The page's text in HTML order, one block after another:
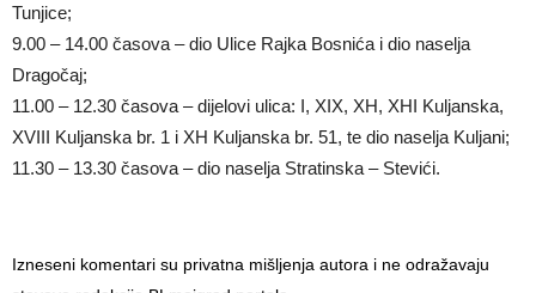
Tunjice;
9.00 – 14.00 časova – dio Ulice Rajka Bosnića i dio naselja
Dragočaj;
11.00 – 12.30 časova – dijelovi ulica: I, XIX, XH, XHI Kuljanska,
XVIII Kuljanska br. 1 i XH Kuljanska br. 51, te dio naselja Kuljani;
11.30 – 13.30 časova – dio naselja Stratinska – Stevići.
Izneseni komentari su privatna mišljenja autora i ne odražavaju